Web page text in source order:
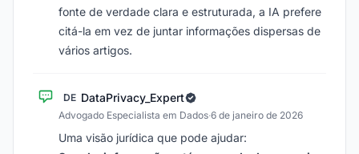
fonte de verdade clara e estruturada, a IA prefere
citá-la em vez de juntar informações dispersas de
vários artigos.
DE DataPrivacy_Expert
Advogado Especialista em Dados·6 de janeiro de 2026
Uma visão jurídica que pode ajudar: